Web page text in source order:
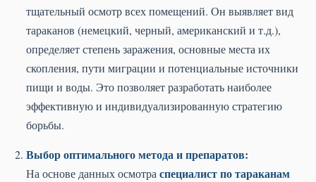
тщательный осмотр всех помещений. Он выявляет вид
тараканов (немецкий, черный, американский и т.д.),
определяет степень заражения, основные места их
скопления, пути миграции и потенциальные источники
пищи и воды. Это позволяет разработать наиболее
эффективную и индивидуализированную стратегию
борьбы.
Выбор оптимального метода и препаратов:
На основе данных осмотра специалист по тараканам